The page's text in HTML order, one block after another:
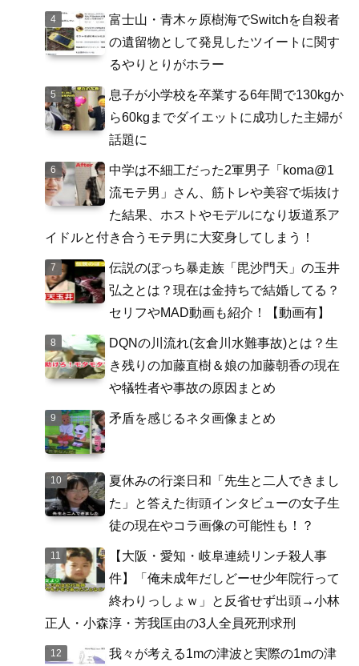
富士山・青木ヶ原樹海でSwitchを自殺者
の遺留物として発見したツイートに関す
るやりとりがホラー
息子が小学校を卒業する6年間で130kgか
ら60kgまでダイエットに成功した主婦が
話題に
中学は不細工だった2軍男子「koma@1
流モテ男」さん、筋トレや美容で垢抜け
た結果、ホストやモデルになり坂道系ア
イドルと付き合うモテ男に大変身してしまう！
伝説のぼっち暴走族「毘沙門天」の玉井
弘之とは？現在は金持ちで結婚してる？
セリフやMAD動画も紹介！【動画有】
DQNの川流れ(玄倉川水難事故)とは？生
き残りの加藤直樹＆娘の加藤朝香の現在
や犠牲者や事故の原因まとめ
矛盾を感じるネタ画像まとめ
夏休みの行楽日和「先生と二人できまし
た」と答えた街頭インタビューの女子生
徒の現在やコラ画像の可能性も！？
【大阪・愛知・岐阜連続リンチ殺人事
件】「俺未成年だしどーせ少年院行って
終わりっしょｗ」と反省せず出頭→小林
正人・小森淳・芳我匡由の3人全員死刑求刑
我々が考える1mの津波と実際の1mの津